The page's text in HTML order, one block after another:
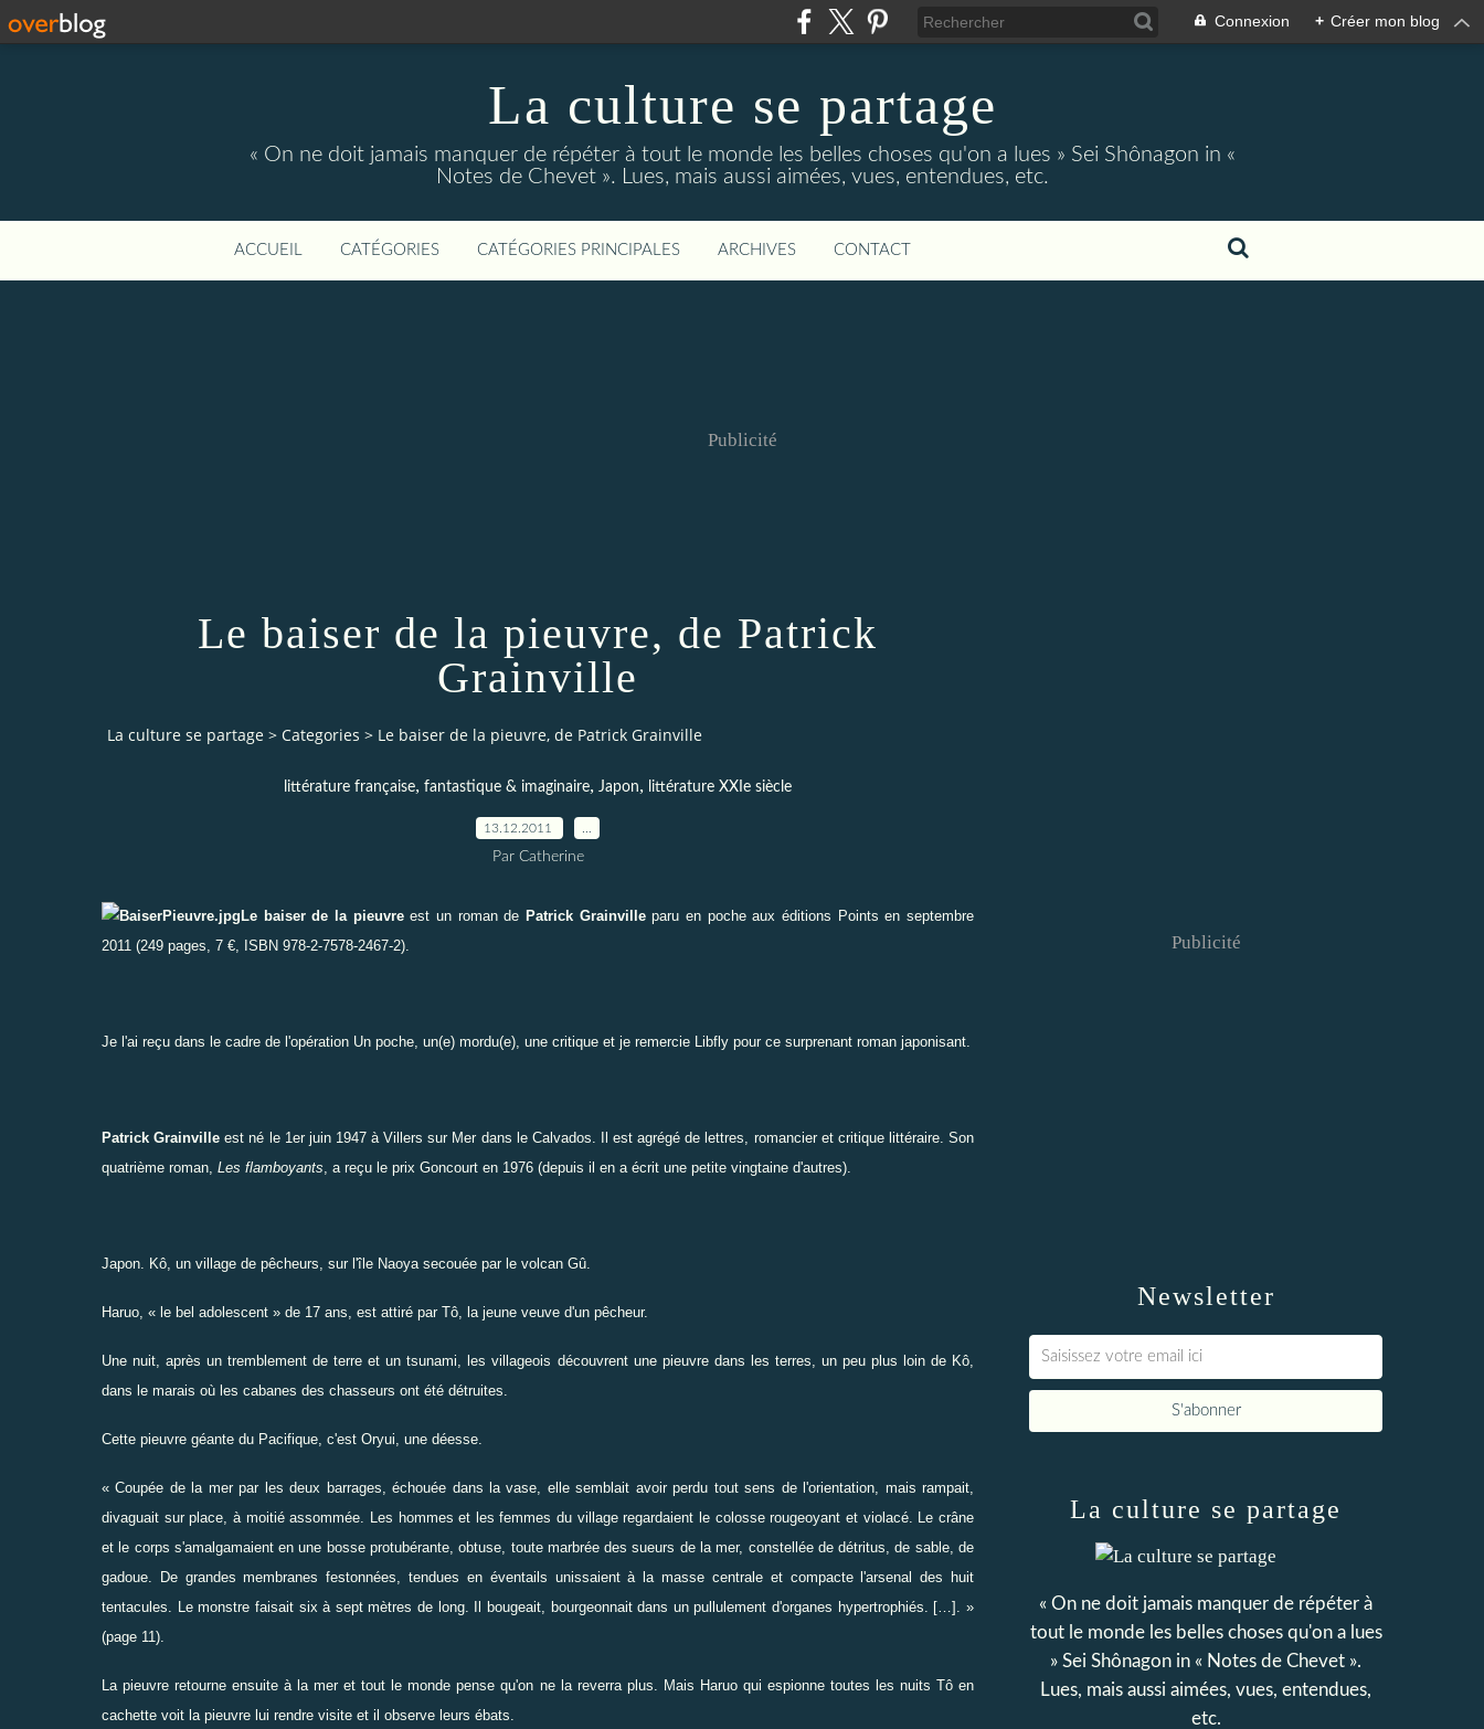
Connexion + Créer mon blog
La culture se partage
« On ne doit jamais manquer de répéter à tout le monde les belles choses qu'on a lues » Sei Shônagon in «
Notes de Chevet ». Lues, mais aussi aimées, vues, entendues, etc.
ACCUEIL CATÉGORIES CATÉGORIES PRINCIPALES ARCHIVES CONTACT
Publicité
Le baiser de la pieuvre, de Patrick
Grainville
La culture se partage > Categories > Le baiser de la pieuvre, de Patrick Grainville
littérature française, fantastique & imaginaire, Japon, littérature XXIe siècle
13.12.2011
Par Catherine
Le baiser de la pieuvreest un roman de Patrick Grainvilleparu en poche aux éditions Points en septembre
2011 (249 pages, 7 €, ISBN 978-2-7578-2467-2).
Je l'ai reçu dans le cadre de l'opération Un poche, un(e) mordu(e), une critique et je remercie Libfly pour ce surprenant roman japonisant.
Patrick Grainville est né le 1er juin 1947 à Villers sur Mer dans le Calvados. Il est agrégé de lettres, romancier et critique littéraire. Son
quatrième roman, Les flamboyants , a reçu le prix Goncourt en 1976 (depuis il en a écrit une petite vingtaine d'autres).
Japon. Kô, un village de pêcheurs, sur l'île Naoya secouée par le volcan Gû.
Haruo, « le bel adolescent » de 17 ans, est attiré par Tô, la jeune veuve d'un pêcheur.
Une nuit, après un tremblement de terre et un tsunami, les villageois découvrent une pieuvre dans les terres, un peu plus loin de Kô,
dans le marais où les cabanes des chasseurs ont été détruites.
Cette pieuvre géante du Pacifique, c'est Oryui, une déesse.
« Coupée de la mer par les deux barrages, échouée dans la vase, elle semblait avoir perdu tout sens de l'orientation, mais rampait,
divaguait sur place, à moitié assommée. Les hommes et les femmes du village regardaient le colosse rougeoyant et violacé. Le crâne
et le corps s'amalgamaient en une bosse protubérante, obtuse, toute marbrée des sueurs de la mer, constellée de détritus, de sable, de
gadoue. De grandes membranes festonnées, tendues en éventails unissaient à la masse centrale et compacte l'arsenal des huit
tentacules. Le monstre faisait six à sept mètres de long. Il bougeait, bourgeonnait dans un pullulement d'organes hypertrophiés. […]. »
(page 11).
La pieuvre retourne ensuite à la mer et tout le monde pense qu'on ne la reverra plus. Mais Haruo qui espionne toutes les nuits Tô en
cachette voit la pieuvre lui rendre visite et il observe leurs ébats.
Newsletter
Publicité
La culture se partage
« On ne doit jamais manquer de répéter à
tout le monde les belles choses qu'on a lues
» Sei Shônagon in « Notes de Chevet ».
Lues, mais aussi aimées, vues, entendues,
etc.